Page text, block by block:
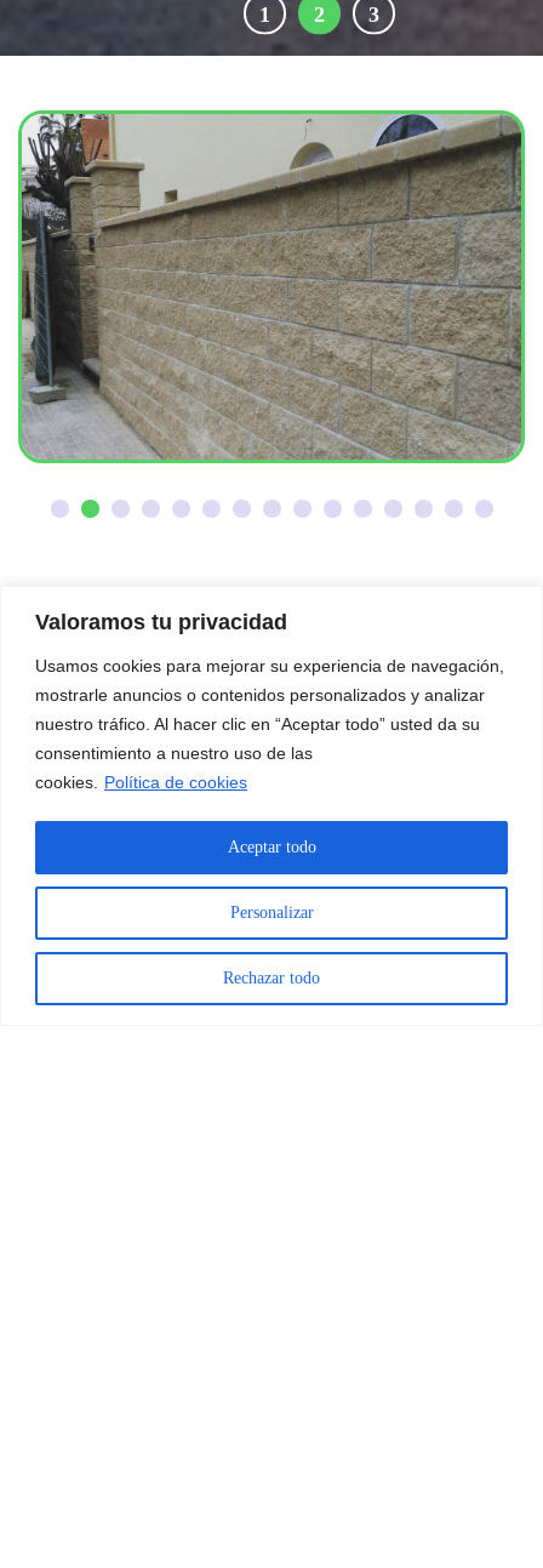
Valoramos tu privacidad
Usamos cookies para mejorar su experiencia de navegación,
mostrarle anuncios o contenidos personalizados y analizar
nuestro tráfico. Al hacer clic en “Aceptar todo” usted da su
consentimiento a nuestro uso de las
cookies.
Política de cookies
Personalizar
Rechazar todo
Aceptar todo
1 2 3